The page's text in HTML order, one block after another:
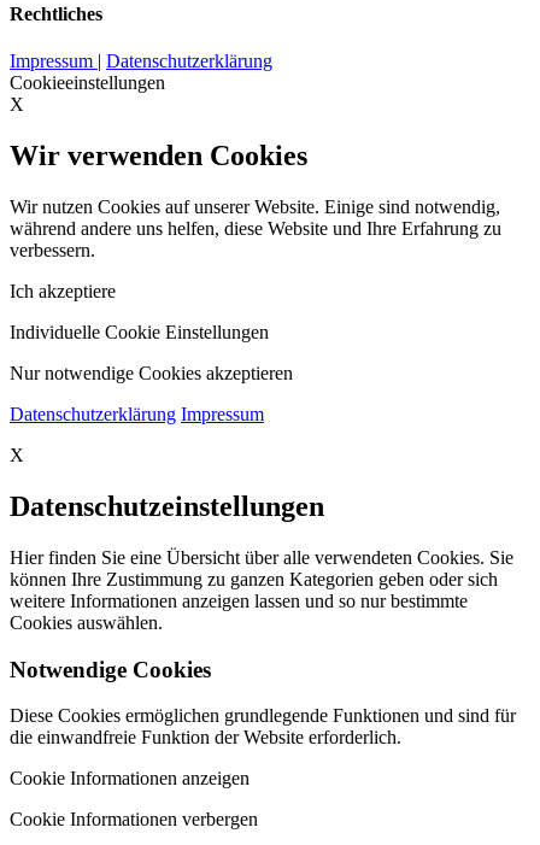
Rechtliches
Impressum | Datenschutzerklärung
Cookieeinstellungen
X
Wir verwenden Cookies
Wir nutzen Cookies auf unserer Website. Einige sind notwendig,
während andere uns helfen, diese Website und Ihre Erfahrung zu
verbessern.
Ich akzeptiere
Individuelle Cookie Einstellungen
Nur notwendige Cookies akzeptieren
Datenschutzerklärung Impressum
X
Datenschutzeinstellungen
Hier finden Sie eine Übersicht über alle verwendeten Cookies. Sie
können Ihre Zustimmung zu ganzen Kategorien geben oder sich
weitere Informationen anzeigen lassen und so nur bestimmte
Cookies auswählen.
Notwendige Cookies
Diese Cookies ermöglichen grundlegende Funktionen und sind für
die einwandfreie Funktion der Website erforderlich.
Cookie Informationen anzeigen
Cookie Informationen verbergen